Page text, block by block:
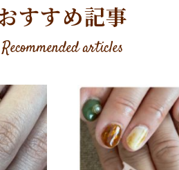
すすめ記事
Recommended articles